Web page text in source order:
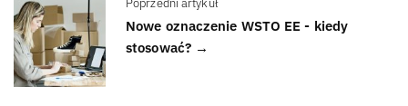
Poprzedni artykuł
Nowe oznaczenie WSTO EE - kiedy
stosować? →